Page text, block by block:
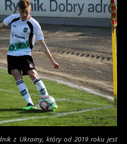
z Ukrainy, który od 2019 roku jest